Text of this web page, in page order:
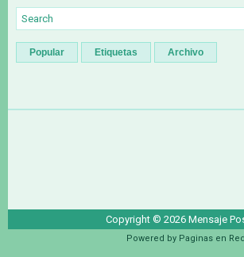
Popular Etiquetas Archivo
Copyright © 2026 Mensaje
Powered by Paginas en Red